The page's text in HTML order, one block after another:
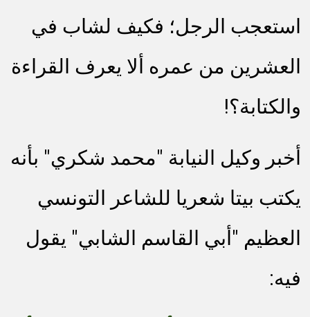
استعجب الرجل؛ فكيف لشاب في
العشرين من عمره ألا يعرف القراءة
والكتابة؟!
أخبر وكيل النيابة "محمد شكري" بأنه
يكتب بيتا شعريا للشاعر التونسي
العظيم "أبي القاسم الشابي" يقول
فيه: